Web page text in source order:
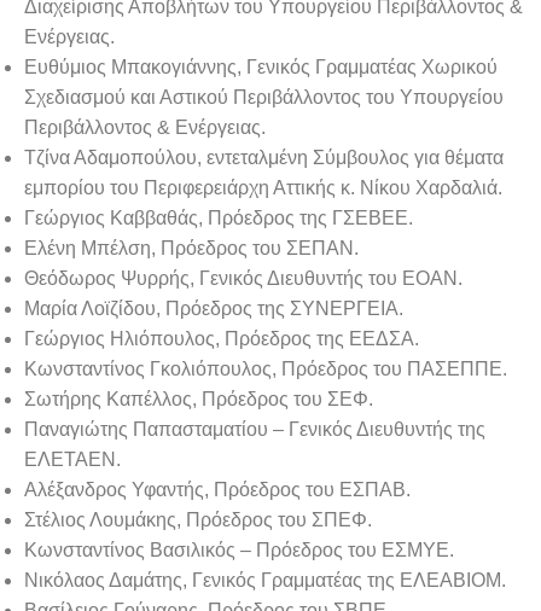
Διαχείρισης Αποβλήτων του Υπουργείου Περιβάλλοντος &
Ενέργειας.
Ευθύμιος Μπακογιάννης, Γενικός Γραμματέας Χωρικού
Σχεδιασμού και Αστικού Περιβάλλοντος του Υπουργείου
Περιβάλλοντος & Ενέργειας.
Τζίνα Αδαμοπούλου, εντεταλμένη Σύμβουλος για θέματα
εμπορίου του Περιφερειάρχη Αττικής κ. Νίκου Χαρδαλιά.
Γεώργιος Καββαθάς, Πρόεδρος της ΓΣΕΒΕΕ.
Ελένη Μπέλση, Πρόεδρος του ΣΕΠΑΝ.
Θεόδωρος Ψυρρής, Γενικός Διευθυντής του ΕΟΑΝ.
Μαρία Λοϊζίδου, Πρόεδρος της ΣΥΝΕΡΓΕΙΑ.
Γεώργιος Ηλιόπουλος, Πρόεδρος της ΕΕΔΣΑ.
Κωνσταντίνος Γκολιόπουλος, Πρόεδρος του ΠΑΣΕΠΠΕ.
Σωτήρης Καπέλλος, Πρόεδρος του ΣΕΦ.
Παναγιώτης Παπασταματίου – Γενικός Διευθυντής της
ΕΛΕΤΑΕΝ.
Αλέξανδρος Υφαντής, Πρόεδρος του ΕΣΠΑΒ.
Στέλιος Λουμάκης, Πρόεδρος του ΣΠΕΦ.
Κωνσταντίνος Βασιλικός – Πρόεδρος του ΕΣΜΥΕ.
Νικόλαος Δαμάτης, Γενικός Γραμματέας της ΕΛΕΑΒΙΟΜ.